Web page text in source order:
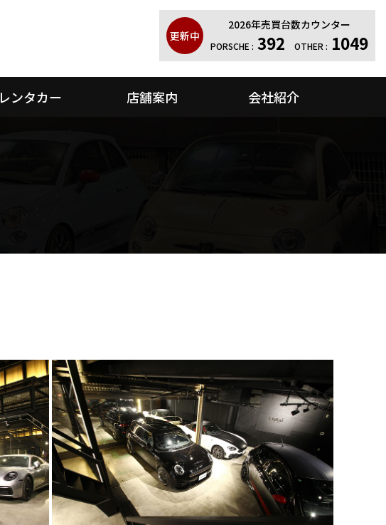
更新中
2026年売買台数カウンター
PORSCHE : 392 OTHER : 1049
レンタカー 店舗案内 会社紹介